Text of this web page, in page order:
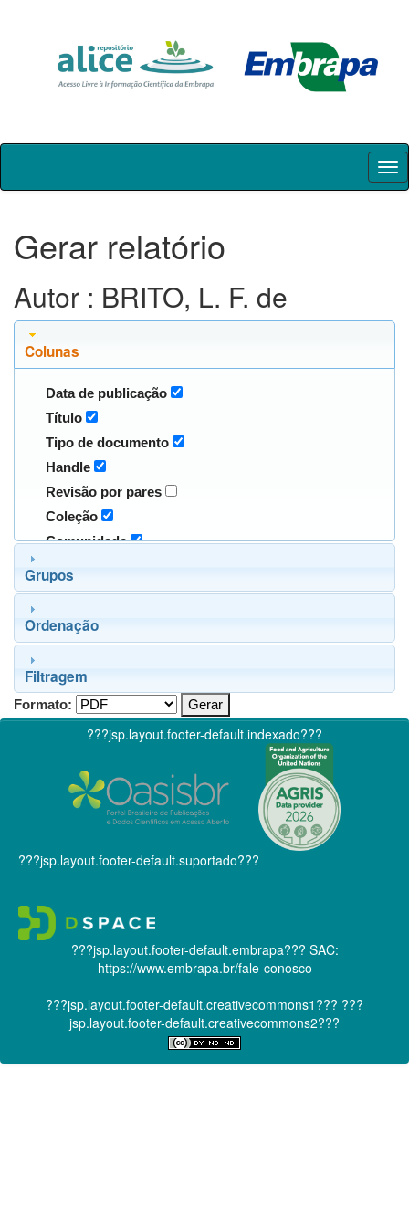
Skip
Gerar relatório
Autor : BRITO, L. F. de
Colunas
Data de publicação
Título
Tipo de documento
Handle
Revisão por pares
Coleção
Comunidade
Grupos
Ordenação
Filtragem
Formato:
???jsp.layout.footer-default.indexado???
???jsp.layout.footer-default.suportado???
???jsp.layout.footer-default.embrapa??? SAC:
https://www.embrapa.br/fale-conosco
???jsp.layout.footer-default.creativecommons1??? ???
jsp.layout.footer-default.creativecommons2???